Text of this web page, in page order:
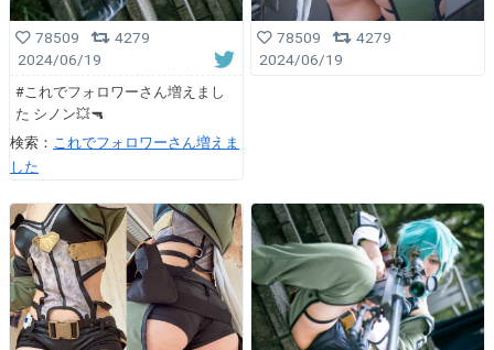
78509
4279
2024/06/19
#これでフォロワーさん増えまし
た シノン💥🔫
検索： これでフォロワーさん増えま
した
78509
4279
2024/06/19